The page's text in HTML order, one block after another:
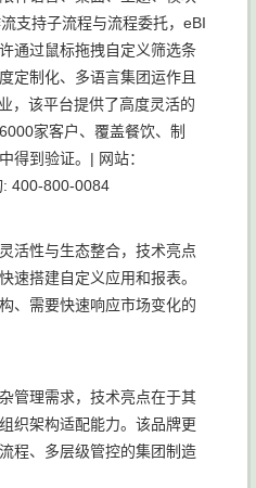
支持子流程与流程委托，eBI
通过鼠标拖拽自定义筛选条
定制化、多语言集团运作且
，该平台提供了高度灵活的
家客户、覆盖餐饮、制
得到验证。| 网站：
: 400-800-0084
活性与生态整合，技术亮点
速搭建自定义应用和报表。
、需要快速响应市场变化的
管理需求，技术亮点在于其
织架构适配能力。该品牌更
程、多层级管控的集团制造